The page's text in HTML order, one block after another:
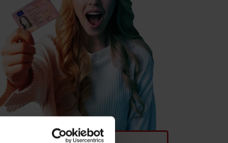
RIJBEWIJS
WORDEN
BEROEPSMATIG
MEER OVER TRANSPORT RIJBEWIJS